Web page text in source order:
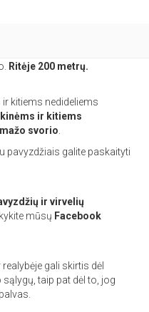
Ritėje 200 metrų.
ir kitiems nedideliems
ir kitiems
svorio
pavyzdžiais galite paskaityti
ir virvelių
mūsų Facebook
gali skirtis dėl
taip pat dėl to, jog